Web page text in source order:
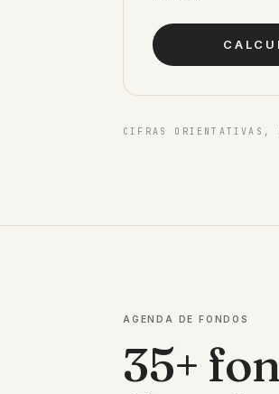
CIFRAS ORIENTATIVAS,
AGENDA DE FONDOS
35+